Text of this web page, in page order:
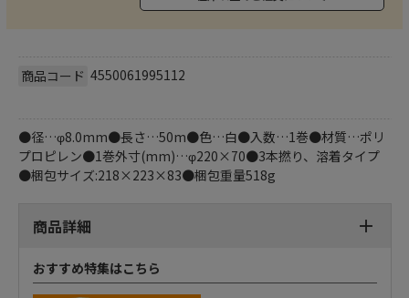
商品コード 4550061995112
●径…φ8.0mm●長さ…50m●色…白●入数…1巻●材質…ポリ
プロピレン●1巻外寸(mm)…φ220×70●3本撚り、溶着タイプ
●梱包サイズ:218×223×83●梱包重量518g
商品詳細
おすすめ特集はこちら